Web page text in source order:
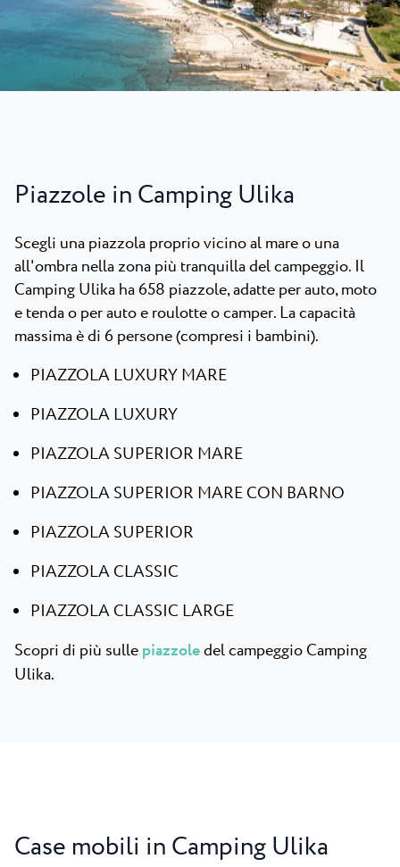
Camping Kanegra
Tutti i campeggi
Spiaggie
Plava Laguna Sport
Soggiorno attivo
Esplora tutti
Novità
Contatto
Piazzole in Camping Ulika
Scegli una piazzola proprio vicino al mare o una
all'ombra nella zona più tranquilla del campeggio. Il
Camping Ulika ha 658 piazzole, adatte per auto, moto
e tenda o per auto e roulotte o camper. La capacità
massima è di 6 persone (compresi i bambini).
PIAZZOLA LUXURY MARE
PIAZZOLA LUXURY
PIAZZOLA SUPERIOR MARE
PIAZZOLA SUPERIOR MARE CON BARNO
PIAZZOLA SUPERIOR
PIAZZOLA CLASSIC
PIAZZOLA CLASSIC LARGE
Scopri di più sullepiazzoledel campeggio Camping
Ulika.
Case mobili in Camping Ulika